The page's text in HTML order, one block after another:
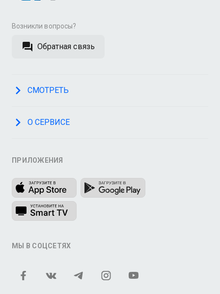
Возникли вопросы?
Обратная связь
СМОТРЕТЬ
О СЕРВИСЕ
ПРИЛОЖЕНИЯ
МЫ В СОЦСЕТЯХ